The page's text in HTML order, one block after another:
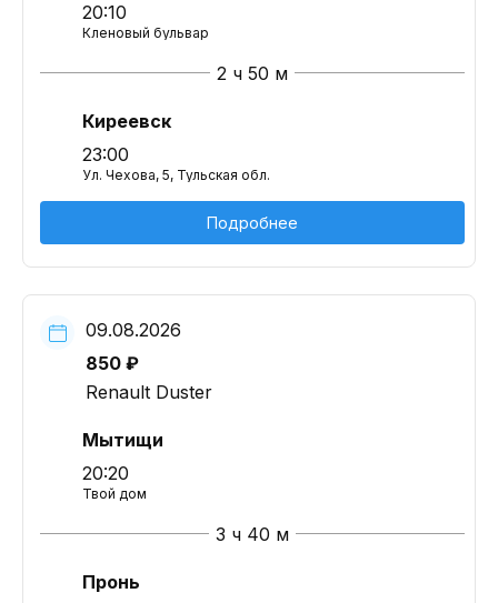
20:10
Кленовый бульвар
2 ч 50 м
Киреевск
23:00
Ул. Чехова, 5, Тульская обл.
Подробнее
09.08.2026
850 ₽
Renault Duster
Мытищи
20:20
Твой дом
3 ч 40 м
Пронь